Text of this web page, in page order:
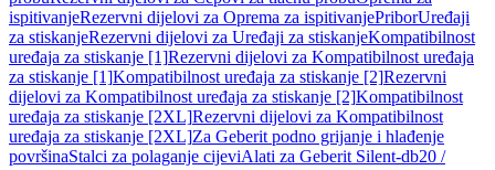
ispitivanjeRezervni dijelovi za Oprema za ispitivanjePriborUređaji
za stiskanjeRezervni dijelovi za Uređaji za stiskanjeKompatibilnost
uređaja za stiskanje [1]Rezervni dijelovi za Kompatibilnost uređaja
za stiskanje [1]Kompatibilnost uređaja za stiskanje [2]Rezervni
dijelovi za Kompatibilnost uređaja za stiskanje [2]Kompatibilnost
uređaja za stiskanje [2XL]Rezervni dijelovi za Kompatibilnost
uređaja za stiskanje [2XL]Za Geberit podno grijanje i hlađenje
površinaStalci za polaganje cijeviAlati za Geberit Silent-db20 /